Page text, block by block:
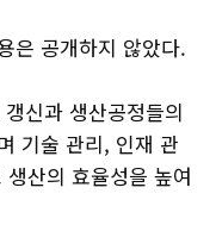
은 공개하지 않았다.
신과 생산공정들의
기술 관리, 인재 관
산의 효율성을 높여